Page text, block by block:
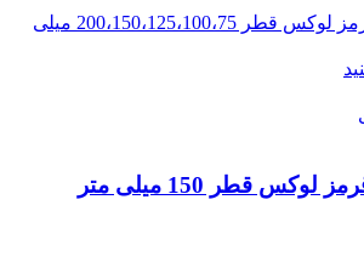
قطر 150 میلی متر